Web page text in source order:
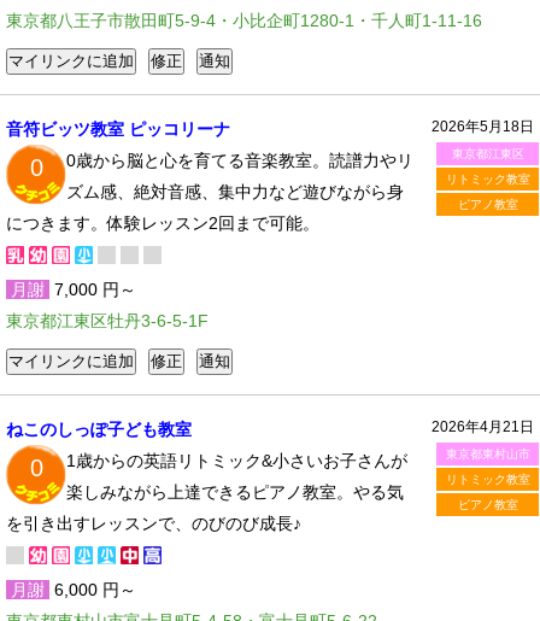
東京都八王子市散田町5-9-4・小比企町1280-1・千人町1-11-16
2026年5月18日
東京都江東区
リトミック教室
ピアノ教室
音符ビッツ教室 ピッコリーナ
0
0歳から脳と心を育てる音楽教室。読譜力やリ
ズム感、絶対音感、集中力など遊びながら身
につきます。体験レッスン2回まで可能。
月謝 7,000 円～
東京都江東区牡丹3-6-5-1F
2026年4月21日
東京都東村山市
リトミック教室
ピアノ教室
ねこのしっぽ子ども教室
0
1歳からの英語リトミック&小さいお子さんが
楽しみながら上達できるピアノ教室。やる気
を引き出すレッスンで、のびのび成長♪
月謝 6,000 円～